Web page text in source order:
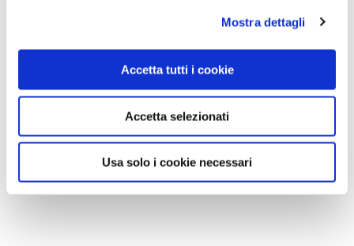
Mostra dettagli
Accetta tutti i cookie
Accetta selezionati
Usa solo i cookie necessari